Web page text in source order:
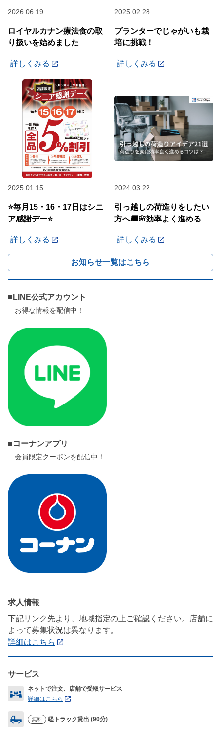
2026.06.19
ロイヤルカナン療法食の取
り扱いを始めました
詳しくみる
2025.02.28
プランターでじゃがいも栽
培に挑戦！
詳しくみる
2025.01.15
⭐毎月15・16・17日はシニ
ア感謝デー⭐
詳しくみる
2024.03.22
引っ越しの荷造りをしたい
方へ🚚🌸効率よく進めるコ
詳しくみる
お知らせ一覧はこちら
■LINE公式アカウント
お得な情報を配信中！
■コーナンアプリ
会員限定クーポンを配信中！
求人情報
下記リンク先より、地域指定の上ご確認ください。店舗に
よって募集状況は異なります。
詳細はこちら
サービス
ネットで注文、店舗で受取サービス
詳細はこちら
無料 軽トラック貸出 (90分)